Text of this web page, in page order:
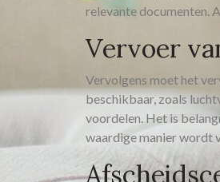
relevante documenten.
Vervoer
Vervolgens moet het
beschikbaar, zoals
voordelen. Het is
waardige manier wordt